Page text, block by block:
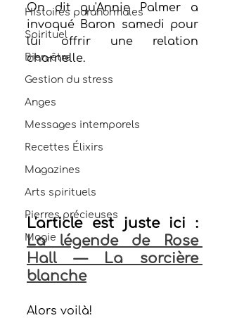
Histoires paranormales
Spirituel
Bien-être
Gestion du stress
Anges
Messages intemporels
Recettes Élixirs
Magazines
Arts spirituels
Pierres précieuses
Magie
On dit qu'Annie Palmer a
invoqué Baron samedi pour
lui offrir une relation
charnelle.
La légende de Rose
Hall — La sorcière
blanche
Alors voilà!